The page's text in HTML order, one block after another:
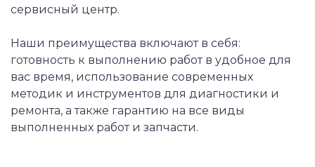
сервисный центр.
Наши преимущества включают в себя:
готовность к выполнению работ в удобное для
вас время, использование современных
методик и инструментов для диагностики и
ремонта, а также гарантию на все виды
выполненных работ и запчасти.